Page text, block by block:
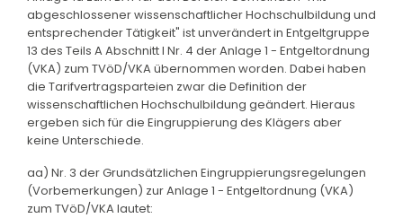
abgeschlossener wissenschaftlicher Hochschulbildung und
entsprechender Tätigkeit" ist unverändert in Entgeltgruppe
13 des Teils A Abschnitt I Nr. 4 der Anlage 1 - Entgeltordnung
(VKA) zum TVöD/VKA übernommen worden. Dabei haben
die Tarifvertragsparteien zwar die Definition der
wissenschaftlichen Hochschulbildung geändert. Hieraus
ergeben sich für die Eingruppierung des Klägers aber
keine Unterschiede.
aa) Nr. 3 der Grundsätzlichen Eingruppierungsregelungen
(Vorbemerkungen) zur Anlage 1 - Entgeltordnung (VKA)
zum TVöD/VKA lautet: